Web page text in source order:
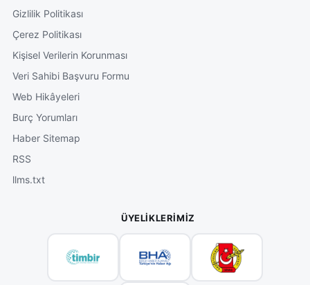
Gizlilik Politikası
Çerez Politikası
Kişisel Verilerin Korunması
Veri Sahibi Başvuru Formu
Web Hikâyeleri
Burç Yorumları
Haber Sitemap
RSS
llms.txt
ÜYELIKLERIMIZ